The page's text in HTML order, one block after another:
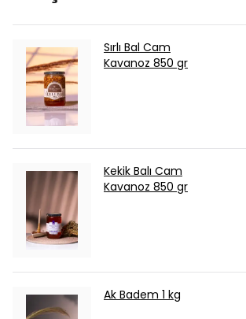
Sırlı Bal Cam
Kavanoz 850 gr
Kekik Balı Cam
Kavanoz 850 gr
Ak Badem 1 kg